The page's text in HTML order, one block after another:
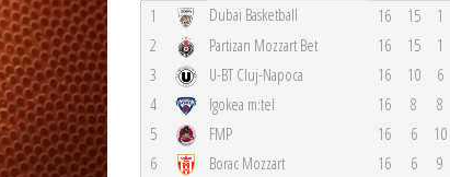
1 Dubai Basketball 16 15 1
2
Partizan Mozzart Bet 16 15 1
3
U-BT Cluj-Napoca 16 10 6
4
Igokea m:tel 16 8 8
5
FMP 16 6 10
6
Borac Mozzart 16 6 9